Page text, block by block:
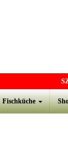
Fischküche